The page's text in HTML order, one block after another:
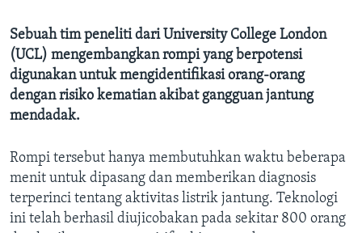
Sebuah tim peneliti dari University College London
(UCL) mengembangkan rompi yang berpotensi
digunakan untuk mengidentifikasi orang-orang
dengan risiko kematian akibat gangguan jantung
mendadak.
Rompi tersebut hanya membutuhkan waktu beberapa
menit untuk dipasang dan memberikan diagnosis
terperinci tentang aktivitas listrik jantung. Teknologi
ini telah berhasil diujicobakan pada sekitar 800 orang